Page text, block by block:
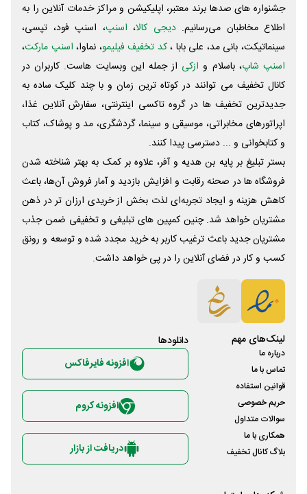
جشنواره های صدها برند معتبر، اپلیکیشن و مراکز خدمات آنلاین را به
اطلاع مخاطبان می‌رسانیم. دیجی کالا، اسنپ، اسنپ فود، تپسی،
سینماتیکت، بانی مد، علی‌ بابا ،کد تخفیف فیلیمو، نماوا، اسنپ مارکت،
اسنپ شاپ، باسلام و ازکی از جمله این وبسایت ‌هاست. کاربران در
کانال تخفیف می توانند در کوتاه ترین زمان و با چند کلیک ساده به
جدیدترین تخفیف ها در گروه تاکسی اینترنتی، سفارش آنلاین غذا،
اپراتورهای مخابراتی، موسیقی و سینما، گردشگری، مد و پوشاک، کتاب
و کتابخوانی و ... دسترسی پیدا کنند.
بستر تبلیغ بر پایه بن هدیه و آفر، علاوه بر کمک به بهتر شناخته شدن
فروشگاه ها در صحنه رقابت و افزایش بازدید و آمار فروش آن‌ها، باعث
کاهش هزینه و ایجاد تجربه‌ای لذت بخش از خریدی ارزان تر در ذهن
مشتریان خواهد شد. چنین کمپین های تبلیغی و تخفیفی ضمن جذب
مشتریان جدید باعث ترغیب کاربر به خرید مجدد شده و توسعه و رونق
کسب و کار در فضای آنلاین را در پی خواهد داشت.
لینک‌های مهم
درباره ما
تماس با ما
قوانین استفاده
حریم خصوصی
سوالات متداول
همکاری با ما
بلاگ کانال تخفیف
دانلود‌ها
افزونه فایرفاکس
افزونه کروم
دریافت از بازار